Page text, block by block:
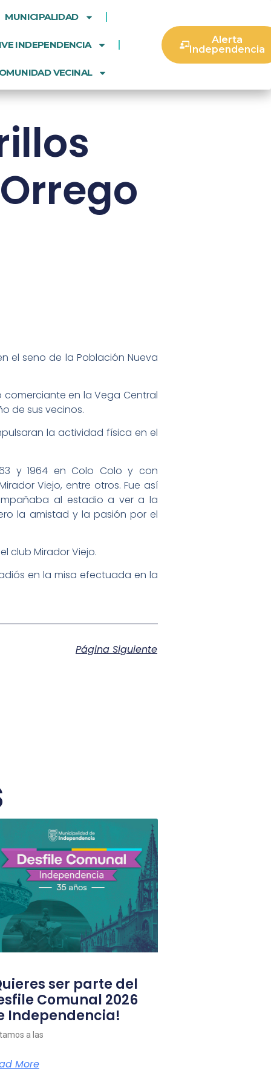
MUNICIPALIDAD
INDEPENDENCIA
VECINAL
Alerta
Independencia
el seno de la Población Nueva
en la Vega Central
de sus vecinos.
la actividad física en el
y 1964 en Colo Colo y con
Viejo, entre otros. Fue así
al estadio a ver a la
la amistad y la pasión por el
club Mirador Viejo.
en la misa efectuada en la
Página Siguiente
ser parte del
Comunal 2026
Independencia!
a las
More